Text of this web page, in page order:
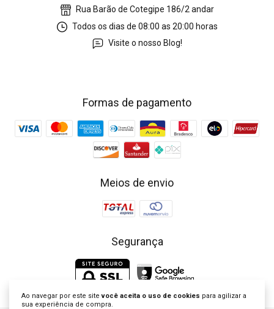
Ao navegar por este sitevocê aceita o uso de cookies para agilizar a
sua experiência de compra.
Rua Barão de Cotegipe 186/2 andar
Todos os dias de 08:00 as 20:00 horas
Visite o nosso Blog!
Formas de pagamento
Meios de envio
Segurança